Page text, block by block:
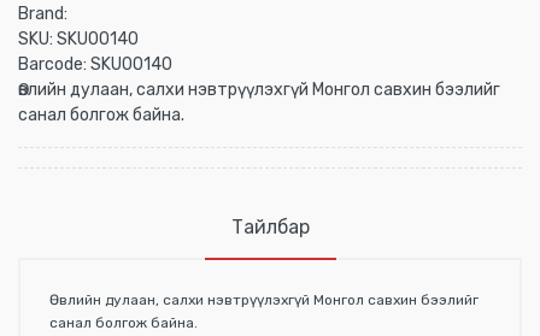
Brand:
SKU: SKU00140
Barcode: SKU00140
Өвлийн дулаан, салхи нэвтрүүлэхгүй Монгол савхин бээлийг
санал болгож байна.
Тайлбар
Өвлийн дулаан, салхи нэвтрүүлэхгүй Монгол савхин бээлийг
санал болгож байна.